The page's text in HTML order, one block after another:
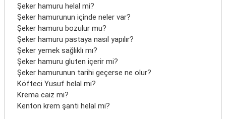
Şeker hamuru helal mi?
Şeker hamurunun içinde neler var?
Şeker hamuru bozulur mu?
Şeker hamuru pastaya nasıl yapılır?
Şeker yemek sağlıklı mı?
Şeker hamuru gluten içerir mi?
Şeker hamurunun tarihi geçerse ne olur?
Köfteci Yusuf helal mi?
Krema caiz mi?
Kenton krem şanti helal mi?